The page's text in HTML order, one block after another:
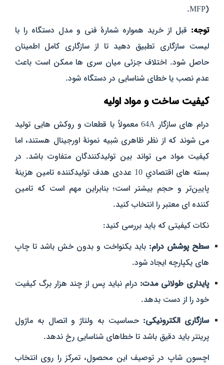
MFP).
توجه: قبل از خرید همواره شمارهٔ فنی و مدل دستگاه را با
لیست سازگاری تطبیق دهید تا از سازگاری کامل اطمینان
حاصل شود. اختلاف جزئی میان سری‌ ها ممکن است باعث
عدم نصب یا خطای شناسایی در دستگاه شود.
کیفیت ساخت و مواد اولیه
درام‌ های سازگار 64A معمولاً با قطعات و روکش‌ هایی تولید
می‌ شوند که از نظر ظاهری شبیه نمونهٔ اورجینال هستند، اما
کیفیت مواد می‌ تواند بین تولیدکنندگان متفاوت باشد. در
بسته‌ های اقتصادیِ 10 عددی هدف تولیدکننده تامین هزینهٔ
پایین‌تر و حجم بیشتر است؛ بنابراین مهم است که تامین‌
کننده‌ ای معتبر را انتخاب کنید.
نکات کیفیتی که باید بررسی کنید:
سطح پوشش درام: باید یکنواخت و بدون خش باشد تا چاپ‌
های یکپارچه ایجاد شود.
پایداری طولانی‌ مدت: درام نباید پس از چند هزار برگ کیفیت
خود را از دست بدهد.
سازگاری الکترونیکی: حساسیت به ولتاژ و اتصال به ماژول
پرینتر باید دقیق باشد تا خطاهای شناسایی رخ ندهد.
اچسون شاپ در توصیف این محصول، تمرکز را روی انتخاب